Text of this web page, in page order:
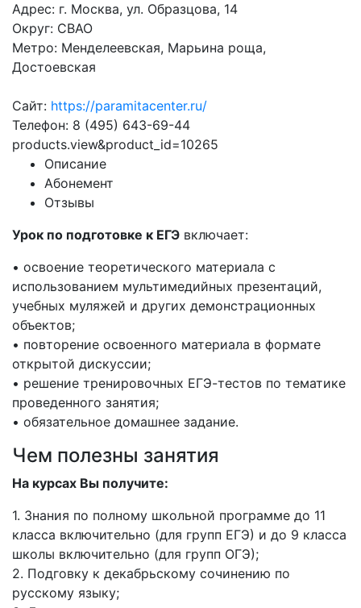
Адрес: г. Москва, ул. Образцова, 14
Округ: СВАО
Метро: Менделеевская, Марьина роща,
Достоевская
Сайт: https://paramitacenter.ru/
Телефон: 8 (495) 643-69-44
products.view&product_id=10265
Описание
Абонемент
Отзывы
Урок по подготовке к ЕГЭ включает:
• освоение теоретического материала с
использованием мультимедийных презентаций,
учебных муляжей и других демонстрационных
объектов;
• повторение освоенного материала в формате
открытой дискуссии;
• решение тренировочных ЕГЭ-тестов по тематике
проведенного занятия;
• обязательное домашнее задание.
Чем полезны занятия
На курсах Вы получите:
1. Знания по полному школьной программе до 11
класса включительно (для групп ЕГЭ) и до 9 класса
школы включительно (для групп ОГЭ);
2. Подговку к декабрьскому сочинению по
русскому языку;